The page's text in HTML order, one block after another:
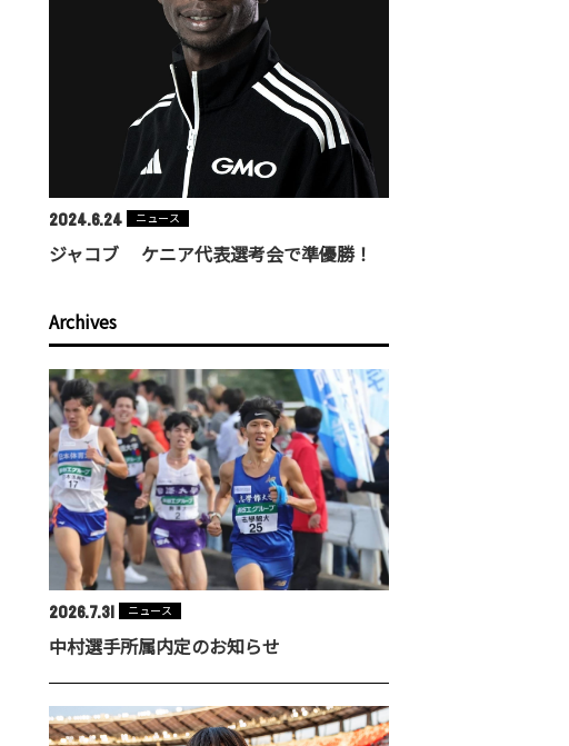
2024.6.24 ニュース
ジャコブ ケニア代表選考会で準優勝！
Archives
2026.7.31 ニュース
中村選手所属内定のお知らせ